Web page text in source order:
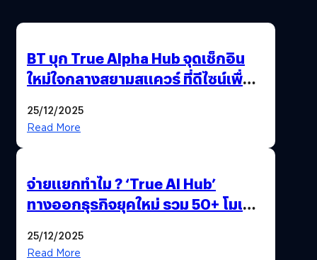
BT บุก True Alpha Hub จุดเช็กอิน
ใหม่ใจกลางสยามสแควร์ ที่ดีไซน์เพื่อ
25/12/2025
Read More
จ่ายแยกทำไม ? ‘True AI Hub’
ทางออกธุรกิจยุคใหม่ รวม 50+ โมเดล
25/12/2025
Read More